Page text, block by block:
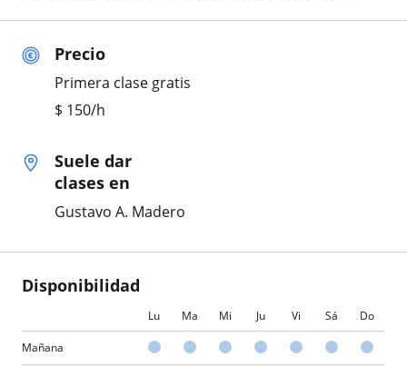
Precio
Primera clase gratis
$ 150/h
Suele dar
clases en
Gustavo A. Madero
Disponibilidad
Lu Ma Mi Ju Vi Sá Do
Mañana